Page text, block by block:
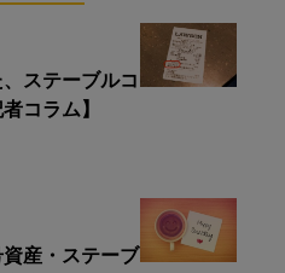
ステーブルコ
コラム】
資産・ステーブ